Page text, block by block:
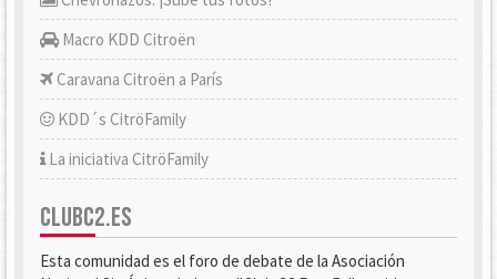
Macro KDD Citroën
Caravana Citroën a París
KDD´s CitröFamily
La iniciativa CitröFamily
CLUBC2.ES
Esta comunidad es el foro de debate de la Asociación